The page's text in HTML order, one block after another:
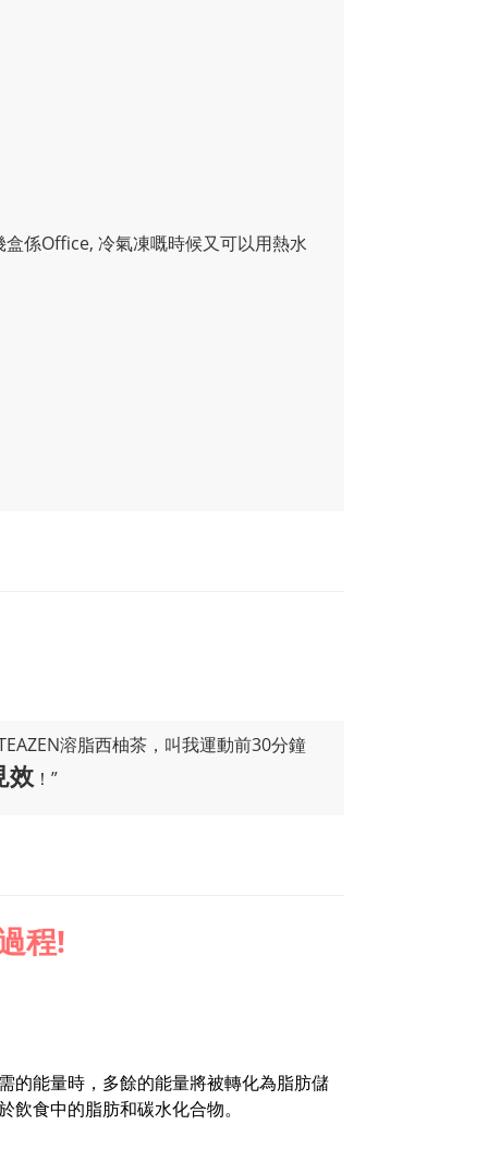
係Office, 冷氣凍嘅時候又可以用熱水
溶脂西柚茶，叫我運動前30分鐘
效 ！”
程!
的能量時，多餘的能量將被轉化為脂肪儲
飲食中的脂肪和碳水化合物。